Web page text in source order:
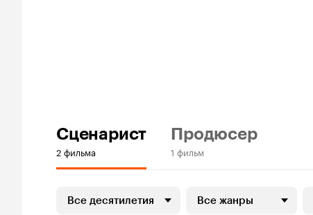
Сценарист
2 фильма
Продюсер
1 фильм
Все десятилетия Все жанры